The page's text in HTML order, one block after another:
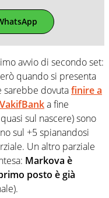
avvio di secondo set:
quando si presenta
sarebbe dovutafinire a
a fine
sul nascere) sono
sul +5 spianandosi
Un altro parziale
Markova è
posto è già